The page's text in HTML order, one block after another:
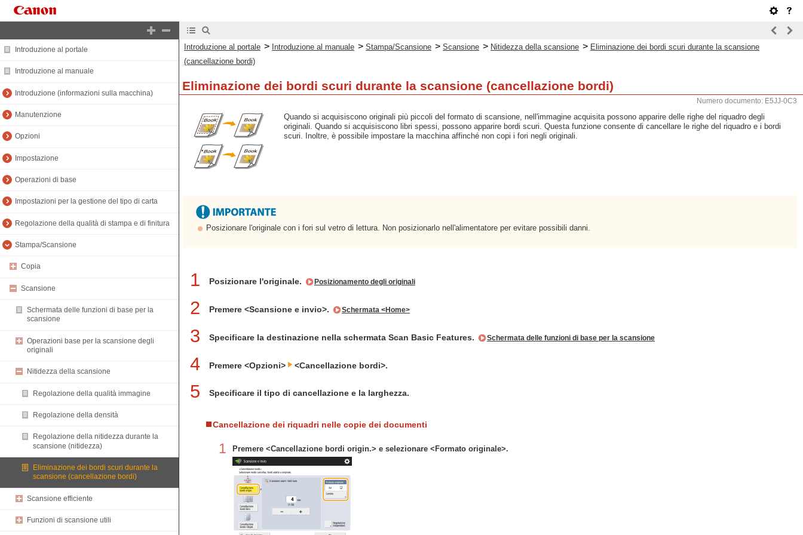
Introduzione al portale
Introduzione al manuale
Introduzione (informazioni sulla macchina)
Manutenzione
Opzioni
Impostazione
Operazioni di base
Impostazioni per la gestione del tipo di carta
Regolazione della qualità di stampa e di finitura
Stampa/Scansione
Copia
Scansione
Schermata delle funzioni di base per la
scansione
Operazioni base per la scansione degli
originali
Nitidezza della scansione
Regolazione della qualità immagine
Regolazione della densità
Regolazione della nitidezza durante la
scansione (nitidezza)
Eliminazione dei bordi scuri durante la
scansione (cancellazione bordi)
Scansione efficiente
Funzioni di scansione utili
Introduzione al portale > Introduzione al manuale > Stampa/Scansione > Scansione > Nitidezza della scansione > Eliminazione dei bordi scuri durante la scansione
(cancellazione bordi)
Eliminazione dei bordi scuri durante la scansione (cancellazione bordi)
Numero documento: E5JJ-0C3
Quando si acquisiscono originali più piccoli del formato di scansione, nell'immagine acquisita possono apparire delle righe del riquadro degli
originali. Quando si acquisiscono libri spessi, possono apparire bordi scuri. Questa funzione consente di cancellare le righe del riquadro e i bordi
scuri. Inoltre, è possibile impostare la macchina affinché non copi i fori negli originali.
Posizionare l'originale con i fori sul vetro di lettura. Non posizionarlo nell'alimentatore per evitare possibili danni.
1 Posizionare l'originale. Posizionamento degli originali
2 Premere <Scansione e invio>. Schermata <Home>
3 Specificare la destinazione nella schermata Scan Basic Features. Schermata delle funzioni di base per la scansione
4 Premere <Opzioni> <Cancellazione bordi>.
5 Specificare il tipo di cancellazione e la larghezza.
Cancellazione dei riquadri nelle copie dei documenti
1 Premere <Cancellazione bordi origin.> e selezionare <Formato originale>.